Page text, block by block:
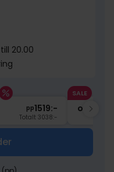
20.00
pp1519:-
Totalt 3038:-
SALE
okt